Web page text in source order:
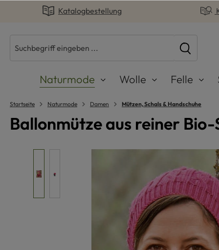
Zur Hauptnavigation springen
Katalogbestellung
Naturmode Wolle Felle
Startseite Naturmode Damen Mützen, Schals & Handschuhe
Ballonmütze aus reiner